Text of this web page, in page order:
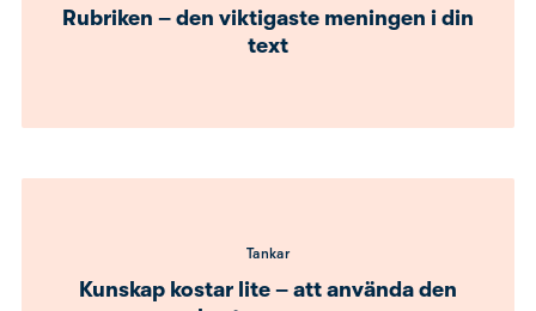
Rubriken – den viktigaste meningen i din
text
Tankar
Kunskap kostar lite – att använda den